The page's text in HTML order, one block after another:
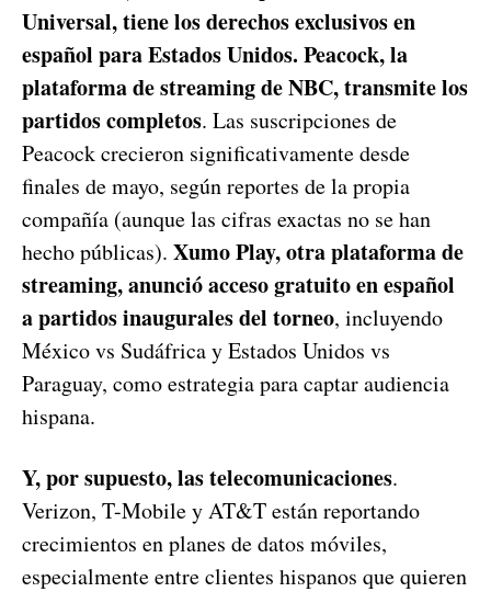
Universal, tiene los derechos exclusivos en
español para Estados Unidos. Peacock, la
plataforma de streaming de NBC, transmite los
partidos completos. Las suscripciones de
Peacock crecieron significativamente desde
finales de mayo, según reportes de la propia
compañía (aunque las cifras exactas no se han
hecho públicas). Xumo Play, otra plataforma de
streaming, anunció acceso gratuito en español
a partidos inaugurales del torneo, incluyendo
México vs Sudáfrica y Estados Unidos vs
Paraguay, como estrategia para captar audiencia
hispana.
Y, por supuesto, las telecomunicaciones.
Verizon, T-Mobile y AT&T están reportando
crecimientos en planes de datos móviles,
especialmente entre clientes hispanos que quieren